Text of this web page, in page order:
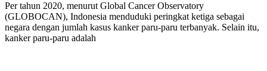
Per tahun 2020, menurut Global Cancer Observatory
(GLOBOCAN), Indonesia menduduki peringkat ketiga sebagai
negara dengan jumlah kasus kanker paru-paru terbanyak. Selain itu,
kanker paru-paru adalah